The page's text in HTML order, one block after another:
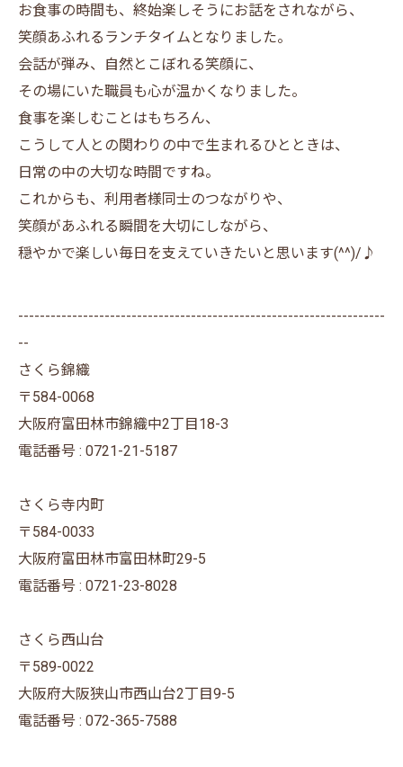
お食事の時間も、終始楽しそうにお話をされながら、
笑顔あふれるランチタイムとなりました。
会話が弾み、自然とこぼれる笑顔に、
その場にいた職員も心が温かくなりました。
食事を楽しむことはもちろん、
こうして人との関わりの中で生まれるひとときは、
日常の中の大切な時間ですね。
これからも、利用者様同士のつながりや、
笑顔があふれる瞬間を大切にしながら、
穏やかで楽しい毎日を支えていきたいと思います(^^)/♪
--------------------------------------------------------------------
--
さくら錦織
〒584-0068
大阪府富田林市錦織中2丁目18-3
電話番号 : 0721-21-5187
さくら寺内町
〒584-0033
大阪府富田林市富田林町29-5
電話番号 : 0721-23-8028
さくら西山台
〒589-0022
大阪府大阪狭山市西山台2丁目9-5
電話番号 : 072-365-7588